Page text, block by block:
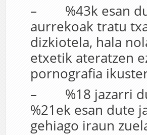
– %43k esan
aurrekoak tratu
dizkiotela, hala
etxetik ateratzen
pornografia
– %18 jazarri
%21ek esan dute
gehiago iraun